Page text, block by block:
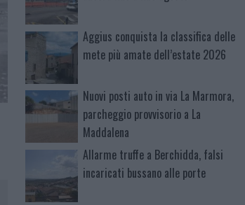
Aggius conquista la classifica delle
mete più amate dell’estate 2026
Nuovi posti auto in via La Marmora,
parcheggio provvisorio a La
Maddalena
Allarme truffe a Berchidda, falsi
incaricati bussano alle porte